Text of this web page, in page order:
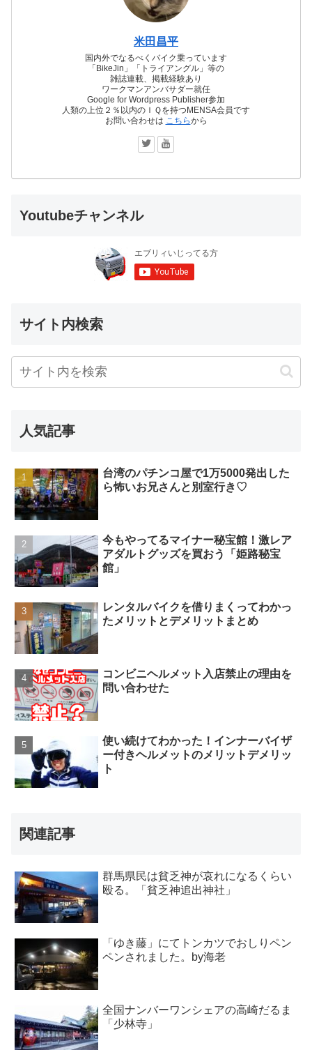
米田昌平
国内外でなるべくバイク乗っています
「BikeJin」「トライアングル」等の
雑誌連載、掲載経験あり
ワークマンアンバサダー就任
Google for Wordpress Publisher参加
人類の上位２％以内のＩＱを持つMENSA会員です
お問い合わせは こちらから
Youtubeチャンネル
サイト内検索
人気記事
台湾のパチンコ屋で1万5000発出した
ら怖いお兄さんと別室行き♡
今もやってるマイナー秘宝館！激レア
アダルトグッズを買おう「姫路秘宝
館」
レンタルバイクを借りまくってわかっ
たメリットとデメリットまとめ
コンビニヘルメット入店禁止の理由を
問い合わせた
使い続けてわかった！インナーバイザ
ー付きヘルメットのメリットデメリッ
ト
関連記事
群馬県民は貧乏神が哀れになるくらい
殴る。「貧乏神追出神社」
「ゆき藤」にてトンカツでおしりペン
ペンされました。by海老
全国ナンバーワンシェアの高崎だるま
「少林寺」